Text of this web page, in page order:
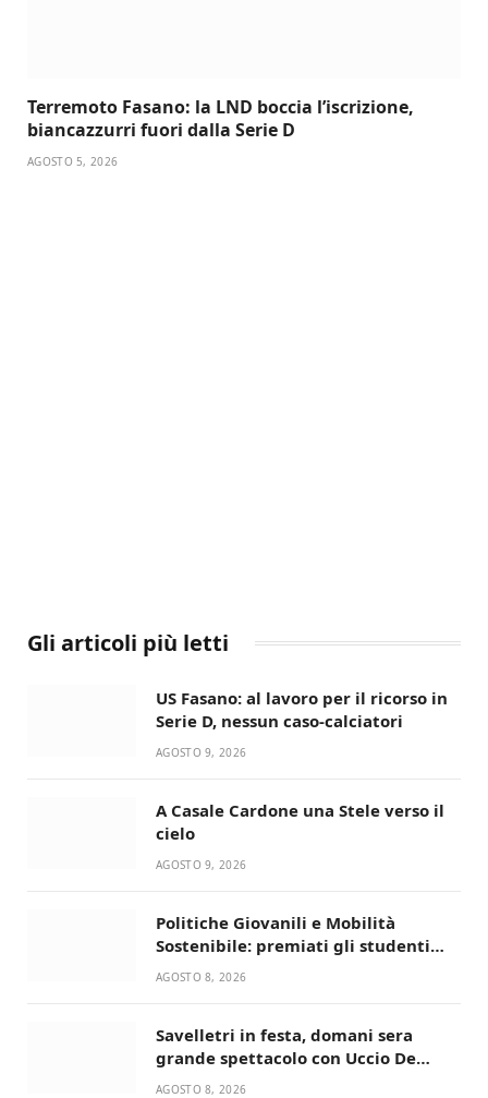
Terremoto Fasano: la LND boccia l’iscrizione,
biancazzurri fuori dalla Serie D
AGOSTO 5, 2026
Gli articoli più letti
US Fasano: al lavoro per il ricorso in
Serie D, nessun caso-calciatori
AGOSTO 9, 2026
A Casale Cardone una Stele verso il
cielo
AGOSTO 9, 2026
Politiche Giovanili e Mobilità
Sostenibile: premiati gli studenti
universitari del bando “La strada
AGOSTO 8, 2026
Savelletri in festa, domani sera
grande spettacolo con Uccio De
Santis
AGOSTO 8, 2026